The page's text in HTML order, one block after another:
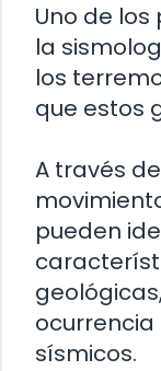
Uno de
la
los
que estos
A través
pueden
sísmicos.